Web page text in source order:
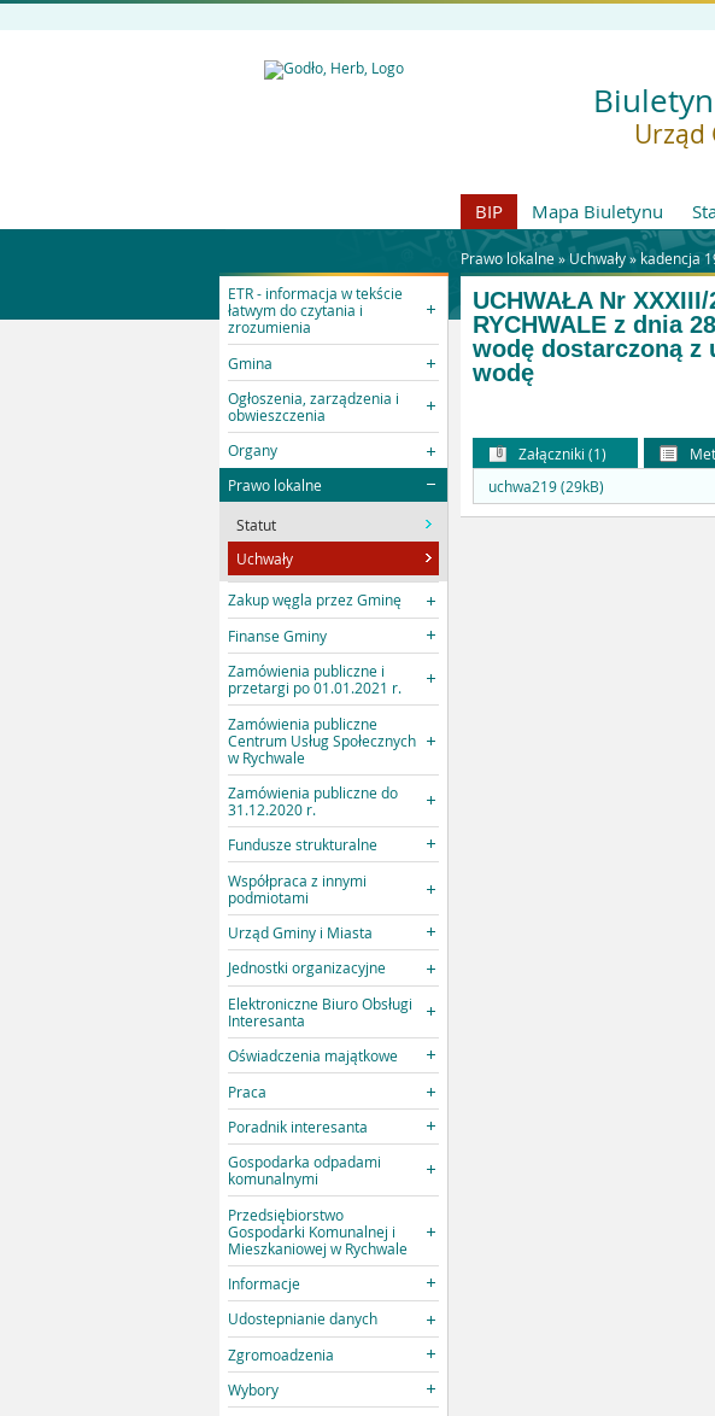
Urząd
BIP Mapa Biuletynu
Prawo lokalne » Uchwały»kadencja
ETR - informacja w tekście
łatwym do czytania i
zrozumienia
Gmina
Ogłoszenia, zarządzenia i
obwieszczenia
Organy
Prawo lokalne
Statut
Uchwały
Zakup węgla przez Gminę
Finanse Gminy
Zamówienia publiczne i
przetargi po 01.01.2021 r.
Zamówienia publiczne
Centrum Usług Społecznych
w Rychwale
Zamówienia publiczne do
31.12.2020 r.
Fundusze strukturalne
Współpraca z innymi
podmiotami
Urząd Gminy i Miasta
Jednostki organizacyjne
Elektroniczne Biuro Obsługi
Interesanta
Oświadczenia majątkowe
Praca
Poradnik interesanta
Gospodarka odpadami
komunalnymi
Przedsiębiorstwo
Gospodarki Komunalnej i
Mieszkaniowej w Rychwale
Informacje
Udostepnianie danych
Zgromoadzenia
Wybory
UCHWAŁA Nr
RYCHWALE z dnia
wodę dostarczoną z
wodę
Załączniki (1)
uchwa219 (29kB)